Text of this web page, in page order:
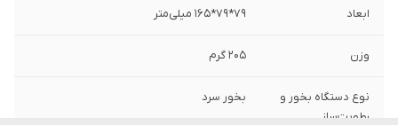
ابعاد 79*79*165 میلی‌متر
وزن 205 گرم
نوع دستگاه بخور و
رطوبت‌ساز
بخور سرد